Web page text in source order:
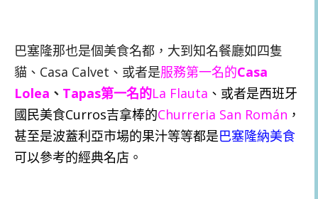
巴塞隆那也是個美食名都，大到知名餐廳如四隻
貓、Casa Calvet、或者是服務第一名的Casa
Lolea 、 Tapas第一名的La Flauta 、或者是西班牙
國民美食Curros吉拿棒的Churreria San Román ，
甚至是波蓋利亞市場的果汁等等都是巴塞隆納美食
可以參考的經典名店。